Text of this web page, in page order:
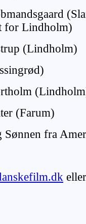
for Lindholm)
(Lindholm)
(Farum)
fra